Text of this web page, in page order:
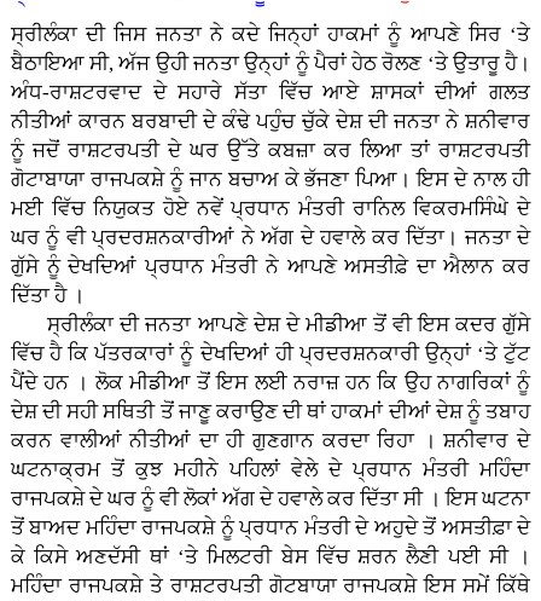
ਸ੍ਰੀਲੰਕਾ ਦੀ ਜਿਸ ਜਨਤਾ ਨੇ ਕਦੇ ਜਿਨ੍ਹਾਂ ਹਾਕਮਾਂ ਨੂੰ ਆਪਣੇ ਸਿਰ ‘ਤੇ
ਬੈਠਾਇਆ ਸੀ, ਅੱਜ ਉਹੀ ਜਨਤਾ ਉਨ੍ਹਾਂ ਨੂੰ ਪੈਰਾਂ ਹੇਠ ਰੋਲਣ ‘ਤੇ ਉਤਾਰੂ ਹੈ।
ਅੰਧ-ਰਾਸ਼ਟਰਵਾਦ ਦੇ ਸਹਾਰੇ ਸੱਤਾ ਵਿੱਚ ਆਏ ਸ਼ਾਸਕਾਂ ਦੀਆਂ ਗਲਤ
ਨੀਤੀਆਂ ਕਾਰਨ ਬਰਬਾਦੀ ਦੇ ਕੰਢੇ ਪਹੁੰਚ ਚੁੱਕੇ ਦੇਸ਼ ਦੀ ਜਨਤਾ ਨੇ ਸ਼ਨੀਵਾਰ
ਨੂੰ ਜਦੋਂ ਰਾਸ਼ਟਰਪਤੀ ਦੇ ਘਰ ਉੱਤੇ ਕਬਜ਼ਾ ਕਰ ਲਿਆ ਤਾਂ ਰਾਸ਼ਟਰਪਤੀ
ਗੋਟਾਬਾਯਾ ਰਾਜਪਕਸ਼ੇ ਨੂੰ ਜਾਨ ਬਚਾਅ ਕੇ ਭੱਜਣਾ ਪਿਆ। ਇਸ ਦੇ ਨਾਲ ਹੀ
ਮਈ ਵਿੱਚ ਨਿਯੁਕਤ ਹੋਏ ਨਵੇਂ ਪ੍ਰਧਾਨ ਮੰਤਰੀ ਰਾਨਿਲ ਵਿਕਰਮਸਿੰਘੇ ਦੇ
ਘਰ ਨੂੰ ਵੀ ਪ੍ਰਦਰਸ਼ਨਕਾਰੀਆਂ ਨੇ ਅੱਗ ਦੇ ਹਵਾਲੇ ਕਰ ਦਿੱਤਾ। ਜਨਤਾ ਦੇ
ਗੁੱਸੇ ਨੂੰ ਦੇਖਦਿਆਂ ਪ੍ਰਧਾਨ ਮੰਤਰੀ ਨੇ ਆਪਣੇ ਅਸਤੀਫ਼ੇ ਦਾ ਐਲਾਨ ਕਰ
ਦਿੱਤਾ ਹੈ ।
ਸ੍ਰੀਲੰਕਾ ਦੀ ਜਨਤਾ ਆਪਣੇ ਦੇਸ਼ ਦੇ ਮੀਡੀਆ ਤੋਂ ਵੀ ਇਸ ਕਦਰ ਗੁੱਸੇ
ਵਿੱਚ ਹੈ ਕਿ ਪੱਤਰਕਾਰਾਂ ਨੂੰ ਦੇਖਦਿਆਂ ਹੀ ਪ੍ਰਦਰਸ਼ਨਕਾਰੀ ਉਨ੍ਹਾਂ ‘ਤੇ ਟੁੱਟ
ਪੈਂਦੇ ਹਨ । ਲੋਕ ਮੀਡੀਆ ਤੋਂ ਇਸ ਲਈ ਨਰਾਜ਼ ਹਨ ਕਿ ਉਹ ਨਾਗਰਿਕਾਂ ਨੂੰ
ਦੇਸ਼ ਦੀ ਸਹੀ ਸਥਿਤੀ ਤੋਂ ਜਾਣੂ ਕਰਾਉਣ ਦੀ ਥਾਂ ਹਾਕਮਾਂ ਦੀਆਂ ਦੇਸ਼ ਨੂੰ ਤਬਾਹ
ਕਰਨ ਵਾਲੀਆਂ ਨੀਤੀਆਂ ਦਾ ਹੀ ਗੁਣਗਾਨ ਕਰਦਾ ਰਿਹਾ । ਸ਼ਨੀਵਾਰ ਦੇ
ਘਟਨਾਕ੍ਰਮ ਤੋਂ ਕੁਝ ਮਹੀਨੇ ਪਹਿਲਾਂ ਵੇਲੇ ਦੇ ਪ੍ਰਧਾਨ ਮੰਤਰੀ ਮਹਿੰਦਾ
ਰਾਜਪਕਸ਼ੇ ਦੇ ਘਰ ਨੂੰ ਵੀ ਲੋਕਾਂ ਅੱਗ ਦੇ ਹਵਾਲੇ ਕਰ ਦਿੱਤਾ ਸੀ । ਇਸ ਘਟਨਾ
ਤੋਂ ਬਾਅਦ ਮਹਿੰਦਾ ਰਾਜਪਕਸ਼ੇ ਨੂੰ ਪ੍ਰਧਾਨ ਮੰਤਰੀ ਦੇ ਅਹੁਦੇ ਤੋਂ ਅਸਤੀਫ਼ਾ ਦੇ
ਕੇ ਕਿਸੇ ਅਣਦੱਸੀ ਥਾਂ ‘ਤੇ ਮਿਲਟਰੀ ਬੇਸ ਵਿੱਚ ਸ਼ਰਨ ਲੈਣੀ ਪਈ ਸੀ ।
ਮਹਿੰਦਾ ਰਾਜਪਕਸ਼ੇ ਤੇ ਰਾਸ਼ਟਰਪਤੀ ਗੋਟਬਾਯਾ ਰਾਜਪਕਸ਼ੇ ਇਸ ਸਮੇਂ ਕਿੱਥੇ